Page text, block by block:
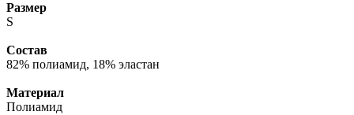
Размер
S
Состав
82% полиамид, 18% эластан
Материал
Полиамид